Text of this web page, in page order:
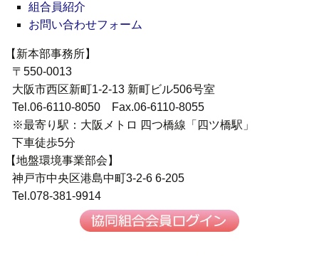
組合員紹介
お問い合わせフォーム
【新本部事務所】
〒550-0013
大阪市西区新町1-2-13 新町ビル506号室
Tel.06-6110-8050 Fax.06-6110-8055
※最寄り駅：大阪メトロ 四つ橋線「四ツ橋駅」
下車徒歩5分
【地盤環境事業部会】
神戸市中央区港島中町3-2-6 6-205
Tel.078-381-9914